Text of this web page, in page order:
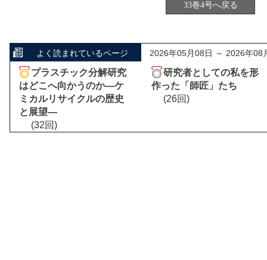
33巻4号へ戻る
よく読まれているページ 2026年05月08日 ～ 2026年08
プラスチック分解研究
はどこへ向かうのか―ケ
ミカルリサイクルの歴史
と展望―
(32回)
研究者としての私を形
作った「師匠」たち
(26回)